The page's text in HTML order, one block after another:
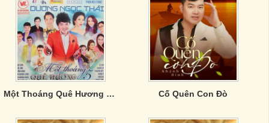
Một Thoáng Quê Hương 5- CD2 Cố Quên Con Đò